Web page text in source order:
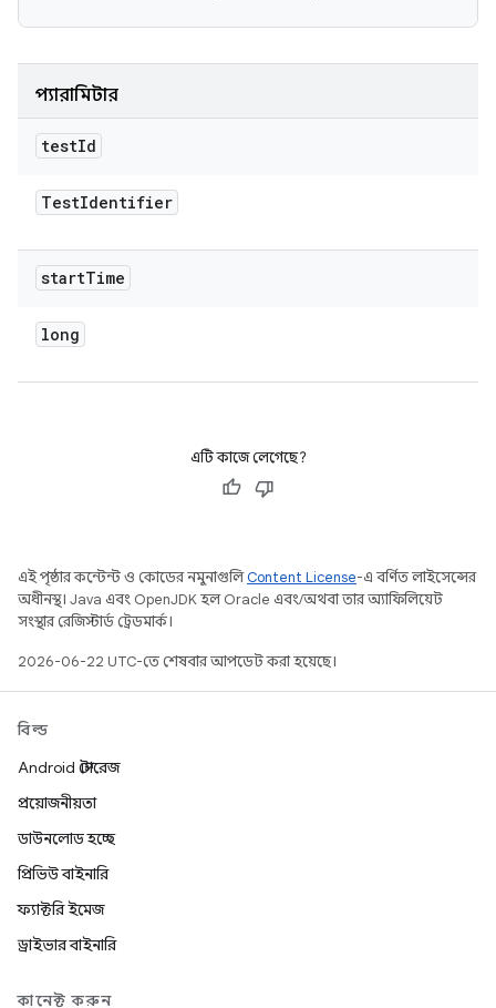
প্যারামিটার
testId
TestIdentifier
startTime
long
এটি কাজে লেগেছে?
এই পৃষ্ঠার কন্টেন্ট ও কোডের নমুনাগুলিContent License-এ বর্ণিত লাইসেন্সের
অধীনস্থ। Java এবং OpenJDK হল Oracle এবং/অথবা তার অ্যাফিলিয়েট
সংস্থার রেজিস্টার্ড ট্রেডমার্ক।
2026-06-22 UTC-তে শেষবার আপডেট করা হয়েছে।
বিল্ড
Android স্টোরেজ
প্রয়োজনীয়তা
ডাউনলোড হচ্ছে
প্রিভিউ বাইনারি
ফ্যাক্টরি ইমেজ
ড্রাইভার বাইনারি
কানেক্ট করুন